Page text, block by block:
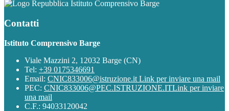
Istituto Comprensivo Barge
Contatti
Istituto Comprensivo Barge
Viale Mazzini 2, 12032 Barge (CN)
Tel: +39 0175346691
Email: CNIC833006@istruzione.it Link per inviare una mail
PEC: CNIC833006@PEC.ISTRUZIONE.ITLink per inviare
una mail
C.F.: 94033120042